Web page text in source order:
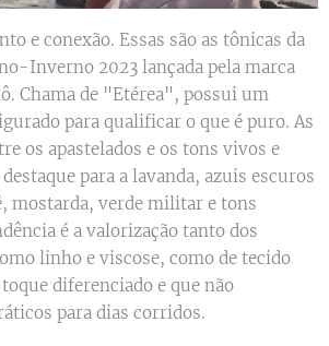
e conexão. Essas são as tônicas da
Inverno 2023 lançada pela marca
Chama de "Etérea", possui um
para qualificar o que é puro. As
os apastelados e os tons vivos e
para a lavanda, azuis escuros
mostarda, verde militar e tons
é a valorização tanto dos
linho e viscose, como de tecido
diferenciado e que não
para dias corridos.